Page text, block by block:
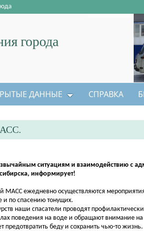
города
ДАННЫЕ СПРАВКА
ситуациям и взаимодействию с
информирует!
МАСС ежедневно осуществляются
по спасению тонущих.
наши спасатели проводят
поведения на воде и обращают внимание
предотвратить беду и сохранить чью-то жизнь.